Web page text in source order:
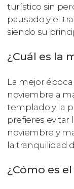
turístico sin
pausado y el
siendo su
¿Cuál es la
La mejor
noviembre a
templado y la
prefieres evitar
noviembre y
la tranquilidad
¿Cómo es